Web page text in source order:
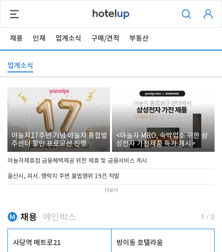
채용 인재 업계소식 구매/견적 부동산
업계소식
야놀자17주년 기념 야놀자 통합발
주센터 할인 프로모션 진행
<야놀자 MRO, 숙박업소 위한 삼
성전자 가전제품 특가 개시>
야놀자제휴점 금융혜택제공 위한 제휴 및 금융서비스 게시
울산시, 피서․행락지 주변 불법행위 19건 적발
더보기
채용 메인박스 1 / 3
사당역 메트로21 방이동 호텔라움